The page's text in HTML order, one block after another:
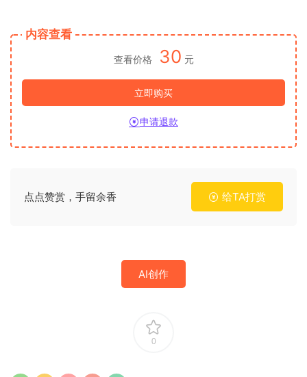
内容查看
查看价格 30 元
立即购买
申请退款
点点赞赏，手留余香 给TA打赏
AI创作
0